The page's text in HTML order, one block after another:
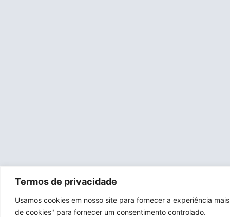
Termos de privacidade
Usamos cookies em nosso site para fornecer a experiência
de cookies" para fornecer um consentimento controlado.